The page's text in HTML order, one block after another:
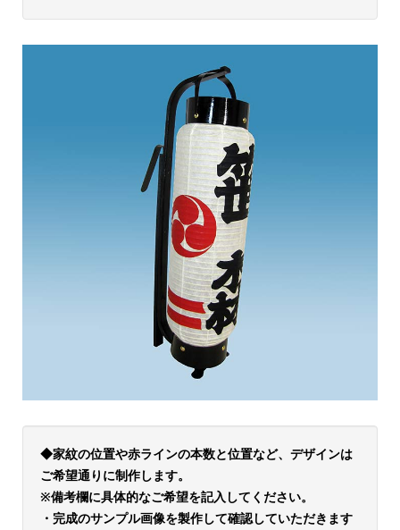
◆家紋の位置や赤ラインの本数と位置など、デザインは
ご希望通りに制作します。
※備考欄に具体的なご希望を記入してください。
・完成のサンプル画像を製作して確認していただきます